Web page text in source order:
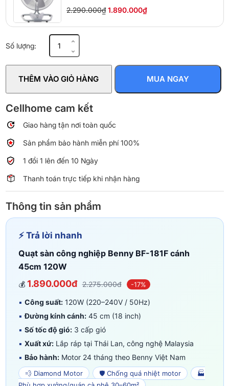
2.290.000₫ 1.890.000₫
Số lượng:
Quạt
sàn
Benny
BF-
cánh
45cm
số
lượng
THÊM VÀO GIỎ HÀNG MUA NGAY
Cellhome cam kết
Giao hàng tận nơi toàn quốc
Sản phẩm bảo hành miễn phí 100%
1 đổi 1 lên đến 10 Ngày
Thanh toán trực tiếp khi nhận hàng
Thông tin sản phẩm
⚡ Trả lời nhanh
Quạt sàn công nghiệp Benny BF-181F cánh
45cm 120W
💰 1.890.000đ 2.275.000đ -17%
▪ Công suất:120W (220–240V / 50Hz)
▪ Đường kính cánh:45 cm (18 inch)
▪ Số tốc độ gió:3 cấp gió
▪ Xuất xứ:Lắp ráp tại Thái Lan, công nghệ Malaysia
▪ Bảo hành:Motor 24 tháng theo Benny Việt Nam
💨 Diamond Motor 🛡️ Chống quá nhiệt motor
🏭